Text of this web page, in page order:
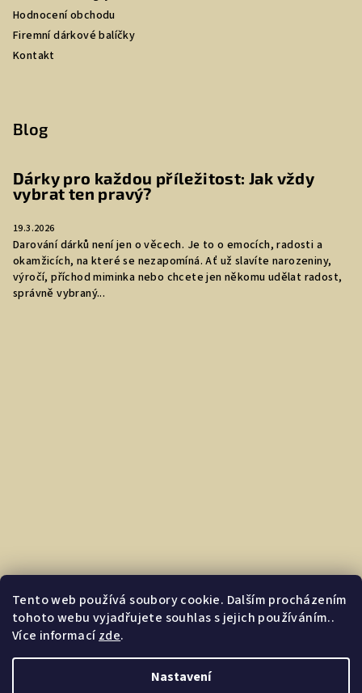
Tento web používá soubory cookie. Dalším procházením
tohoto webu vyjadřujete souhlas s jejich používáním..
Více informacízde.
Nastavení
Hodnocení obchodu
Firemní dárkové balíčky
Kontakt
Blog
Dárky pro každou příležitost: Jak vždy
vybrat ten pravý?
19.3.2026
Darování dárků není jen o věcech. Je to o emocích, radosti a
okamžicích, na které se nezapomíná. Ať už slavíte narozeniny,
výročí, příchod miminka nebo chcete jen někomu udělat radost,
správně vybraný...